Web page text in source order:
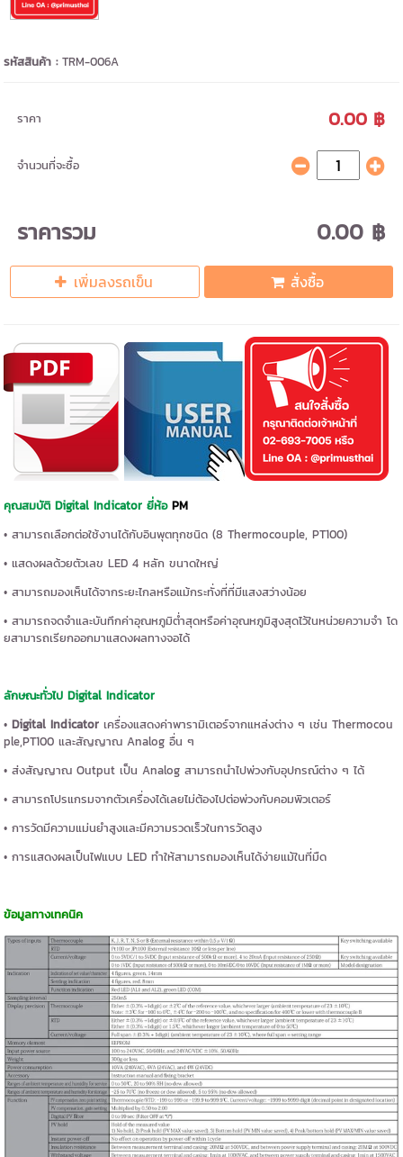
รหัสสินค้า :TRM-006A
ราคา 0.00 ฿
จำนวนที่จะซื้อ
ราคารวม 0.00 ฿
เพิ่มลงรถเข็น สั่งซื้อ
คุณสมบัติ Digital Indicator ยี่ห้อPM
• สามารถเลือกต่อใช้งานได้กับอินพุตทุกชนิด (8 Thermocouple, PT100)
• แสดงผลด้วยตัวเลข LED 4 หลัก ขนาดใหญ่
• สามารถมองเห็นได้จากระยะไกลหรือแม้กระทั่งที่ที่มีแสงสว่างน้อย
• สามารถจดจำและบันทึกค่าอุณหภูมิต่ำสุดหรือค่าอุณหภูมิสูงสุดไว้ในหน่วยความจำ โด
ยสามารถเรียกออกมาแสดงผลทางจอได้
ลักษณะทั่วไป Digital Indicator
•Digital Indicatorเครื่องแสดงค่าพารามิเตอร์จากแหล่งต่าง ๆ เช่นThermocou
ple,PT100 และสัญญาณ Analog อื่น ๆ
• ส่งสัญญาณ Output เป็น Analog สามารถนำไปพ่วงกับอุปกรณ์ต่าง ๆ ได้
• สามารถโปรแกรมจากตัวเครื่องได้เลยไม่ต้องไปต่อพ่วงกับคอมพิวเตอร์
• การวัดมีความแม่นยำสูงและมีความรวดเร็วในการวัดสูง
• การแสดงผลเป็นไฟแบบ LED ทำให้สามารถมองเห็นได้ง่ายแม้ในที่มืด
ข้อมูลทางเทคนิค